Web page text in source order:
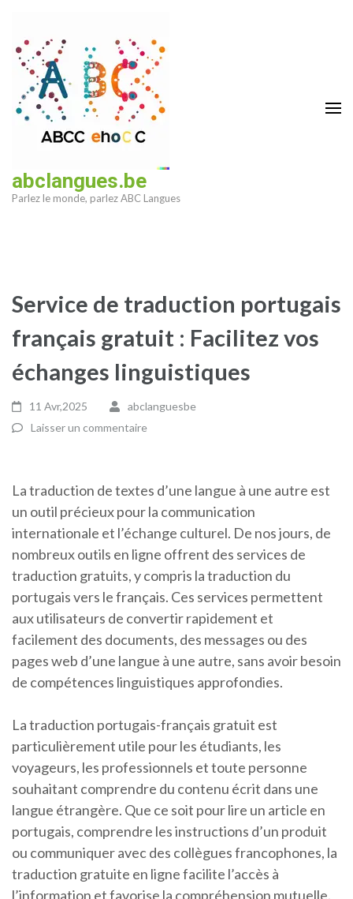
contenu
(Pressez
Entrée)
abclangues.be
Parlez le monde, parlez ABC Langues
Service de traduction portugais
français gratuit : Facilitez vos
échanges linguistiques
11 Avr,2025
abclanguesbe
Laisser un commentaire
La traduction de textes d’une langue à une autre est
un outil précieux pour la communication
internationale et l’échange culturel. De nos jours, de
nombreux outils en ligne offrent des services de
traduction gratuits, y compris la traduction du
portugais vers le français. Ces services permettent
aux utilisateurs de convertir rapidement et
facilement des documents, des messages ou des
pages web d’une langue à une autre, sans avoir besoin
de compétences linguistiques approfondies.
La traduction portugais-français gratuit est
particulièrement utile pour les étudiants, les
voyageurs, les professionnels et toute personne
souhaitant comprendre du contenu écrit dans une
langue étrangère. Que ce soit pour lire un article en
portugais, comprendre les instructions d’un produit
ou communiquer avec des collègues francophones, la
traduction gratuite en ligne facilite l’accès à
l’information et favorise la compréhension mutuelle.